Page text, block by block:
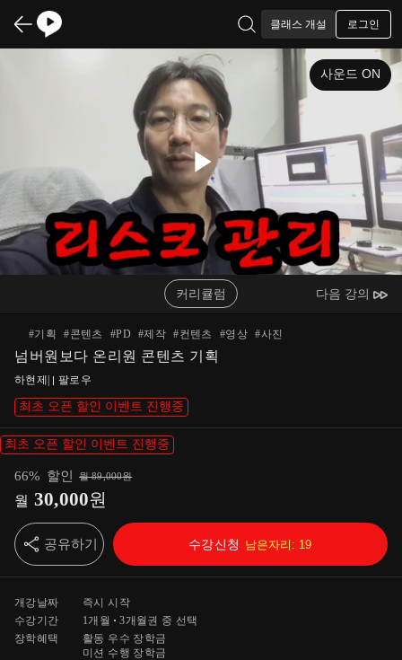
클래스 개설 로그인
Play
Video
사운드 ON
커리큘럼 다음 강의
#기획 #콘텐츠 #PD #제작 #컨텐츠 #영상 #사진
넘버원보다 온리원 콘텐츠 기획
하현제 팔로우
최초 오픈 할인 이벤트 진행중
최초 오픈 할인 이벤트 진행중
66% 할인 월89,000원
월 30,000원
공유하기 수강신청 남은자리: 19
개강날짜
즉시 시작
수강기간
1개월 3개월 권 중 선택
장학혜택
활동 우수 장학금
미션 수행 장학금